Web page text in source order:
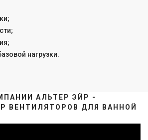
нагрузки.
АЛЬТЕР ЭЙР -
ВЕНТИЛЯТОРОВ ДЛЯ ВАННОЙ